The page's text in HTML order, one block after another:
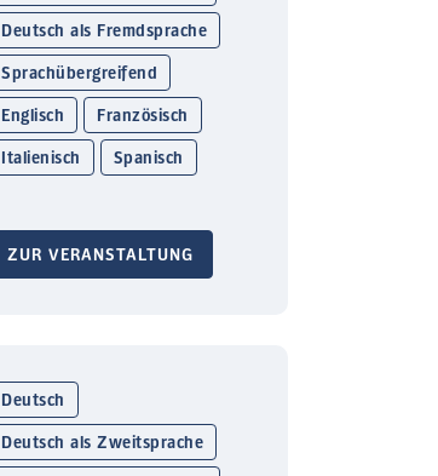
Deutsch als Fremdsprache
Sprachübergreifend
Englisch Französisch
Italienisch Spanisch
ZUR VERANSTALTUNG
Deutsch
Deutsch als Zweitsprache